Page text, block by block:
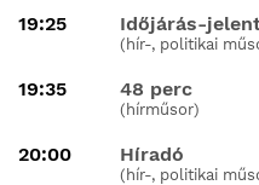
19:25 Időjárás-
(hír-, politikai
19:35 48 perc
(hírműsor)
20:00 Híradó
(hír-, politikai